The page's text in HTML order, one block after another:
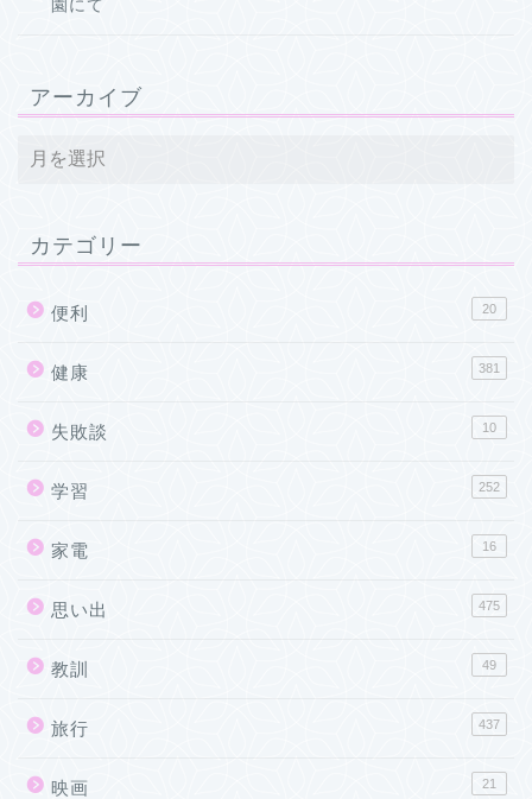
園にて
アーカイブ
カテゴリー
便利 20
健康 381
失敗談 10
学習 252
家電 16
思い出 475
教訓 49
旅行 437
映画 21